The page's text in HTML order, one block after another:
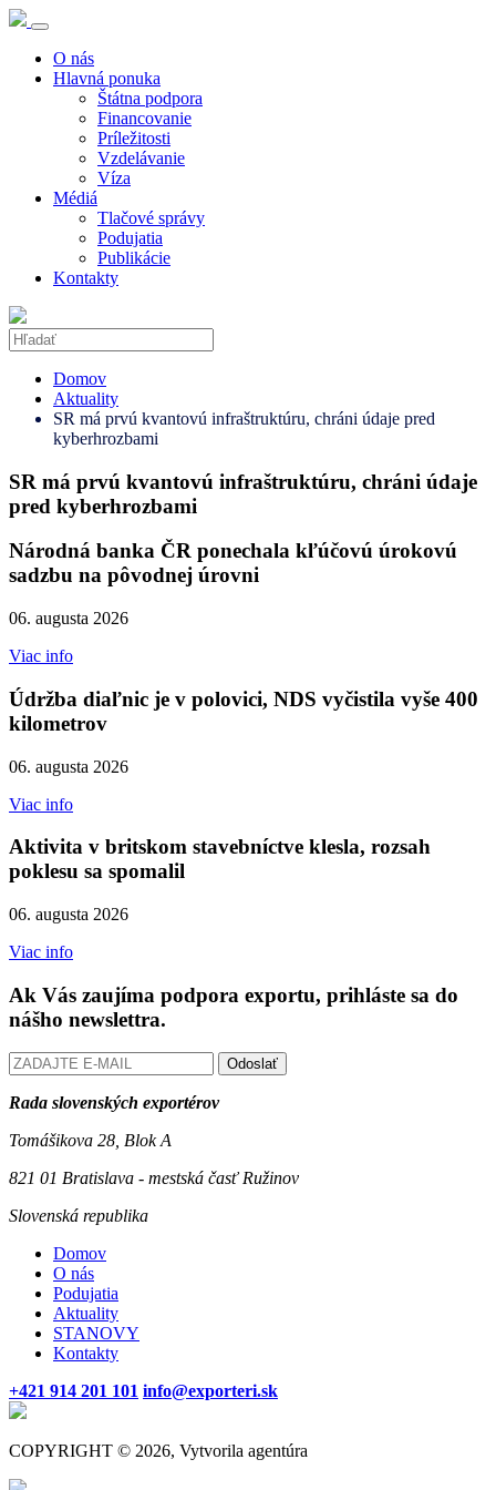
O nás
Hlavná ponuka
Štátna podpora
Financovanie
Príležitosti
Vzdelávanie
Víza
Médiá
Tlačové správy
Podujatia
Publikácie
Kontakty
Domov
Aktuality
SR má prvú kvantovú infraštruktúru, chráni údaje pred
kyberhrozbami
SR má prvú kvantovú infraštruktúru, chráni údaje
pred kyberhrozbami
Národná banka ČR ponechala kľúčovú úrokovú
sadzbu na pôvodnej úrovni
06. augusta 2026
Viac info
Údržba diaľnic je v polovici, NDS vyčistila vyše 400
kilometrov
06. augusta 2026
Viac info
Aktivita v britskom stavebníctve klesla, rozsah
poklesu sa spomalil
06. augusta 2026
Viac info
Ak Vás zaujíma podpora exportu, prihláste sa do
nášho newslettra.
Odoslať
Rada slovenských exportérov
Tomášikova 28, Blok A
821 01 Bratislava - mestská časť Ružinov
Slovenská republika
Domov
O nás
Podujatia
Aktuality
STANOVY
Kontakty
+421 914 201 101 info@exporteri.sk
COPYRIGHT © 2026, Vytvorila agentúra